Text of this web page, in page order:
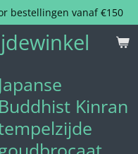
bestellingen vanaf €150
Japanse
Buddhist Kinran